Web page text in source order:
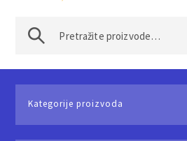
Kategorije proizvoda